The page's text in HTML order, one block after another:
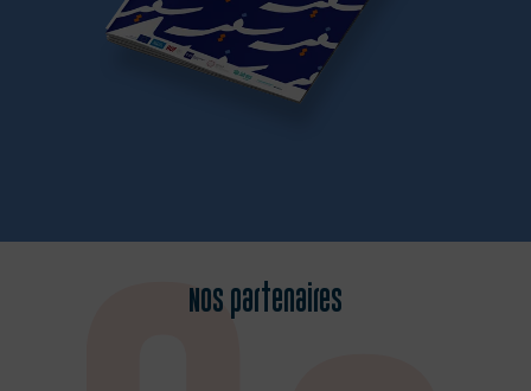
Nos partenaires